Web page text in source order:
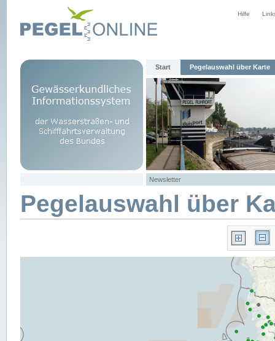
Hilfe
Start Pegelauswahl über Karte
Newsletter
Pegelauswahl über